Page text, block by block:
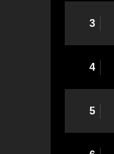
3
4
5